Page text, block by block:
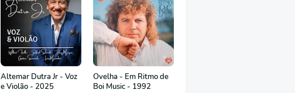
Altemar Dutra Jr - Voz
e Violão - 2025
Ovelha - Em Ritmo de
Boi Music - 1992